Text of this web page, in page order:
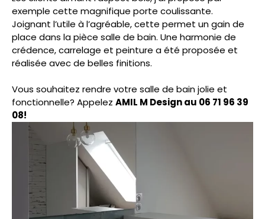
exemple cette magnifique porte coulissante.
Joignant l’utile à l’agréable, cette permet un gain de
place dans la pièce salle de bain. Une harmonie de
crédence, carrelage et peinture a été proposée et
réalisée avec de belles finitions.
Vous souhaitez rendre votre salle de bain jolie et
fonctionnelle? Appelez AMIL M Design au 06 71 96 39
08!